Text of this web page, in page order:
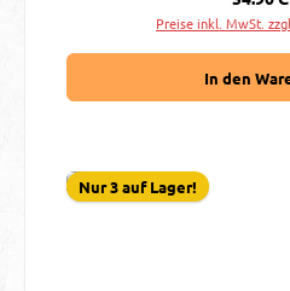
Preise inkl. MwSt.
In den
Nur 3 auf Lager!